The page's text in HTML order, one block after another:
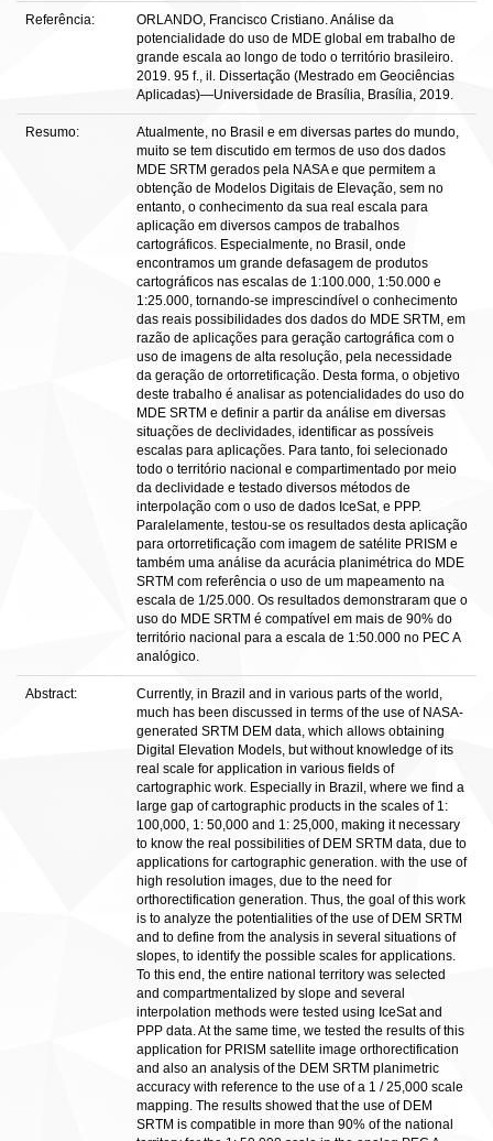
Referência:
ORLANDO, Francisco Cristiano. Análise da
potencialidade do uso de MDE global em trabalho de
grande escala ao longo de todo o território brasileiro.
2019. 95 f., il. Dissertação (Mestrado em Geociências
Aplicadas)—Universidade de Brasília, Brasília, 2019.
Resumo:
Atualmente, no Brasil e em diversas partes do mundo,
muito se tem discutido em termos de uso dos dados
MDE SRTM gerados pela NASA e que permitem a
obtenção de Modelos Digitais de Elevação, sem no
entanto, o conhecimento da sua real escala para
aplicação em diversos campos de trabalhos
cartográficos. Especialmente, no Brasil, onde
encontramos um grande defasagem de produtos
cartográficos nas escalas de 1:100.000, 1:50.000 e
1:25.000, tornando-se imprescindível o conhecimento
das reais possibilidades dos dados do MDE SRTM, em
razão de aplicações para geração cartográfica com o
uso de imagens de alta resolução, pela necessidade
da geração de ortorretificação. Desta forma, o objetivo
deste trabalho é analisar as potencialidades do uso do
MDE SRTM e definir a partir da análise em diversas
situações de declividades, identificar as possíveis
escalas para aplicações. Para tanto, foi selecionado
todo o território nacional e compartimentado por meio
da declividade e testado diversos métodos de
interpolação com o uso de dados IceSat, e PPP.
Paralelamente, testou-se os resultados desta aplicação
para ortorretificação com imagem de satélite PRISM e
também uma análise da acurácia planimétrica do MDE
SRTM com referência o uso de um mapeamento na
escala de 1/25.000. Os resultados demonstraram que o
uso do MDE SRTM é compatível em mais de 90% do
território nacional para a escala de 1:50.000 no PEC A
analógico.
Abstract:
Currently, in Brazil and in various parts of the world,
much has been discussed in terms of the use of NASA-
generated SRTM DEM data, which allows obtaining
Digital Elevation Models, but without knowledge of its
real scale for application in various fields of
cartographic work. Especially in Brazil, where we find a
large gap of cartographic products in the scales of 1:
100,000, 1: 50,000 and 1: 25,000, making it necessary
to know the real possibilities of DEM SRTM data, due to
applications for cartographic generation. with the use of
high resolution images, due to the need for
orthorectification generation. Thus, the goal of this work
is to analyze the potentialities of the use of DEM SRTM
and to define from the analysis in several situations of
slopes, to identify the possible scales for applications.
To this end, the entire national territory was selected
and compartmentalized by slope and several
interpolation methods were tested using IceSat and
PPP data. At the same time, we tested the results of this
application for PRISM satellite image orthorectification
and also an analysis of the DEM SRTM planimetric
accuracy with reference to the use of a 1 / 25,000 scale
mapping. The results showed that the use of DEM
SRTM is compatible in more than 90% of the national